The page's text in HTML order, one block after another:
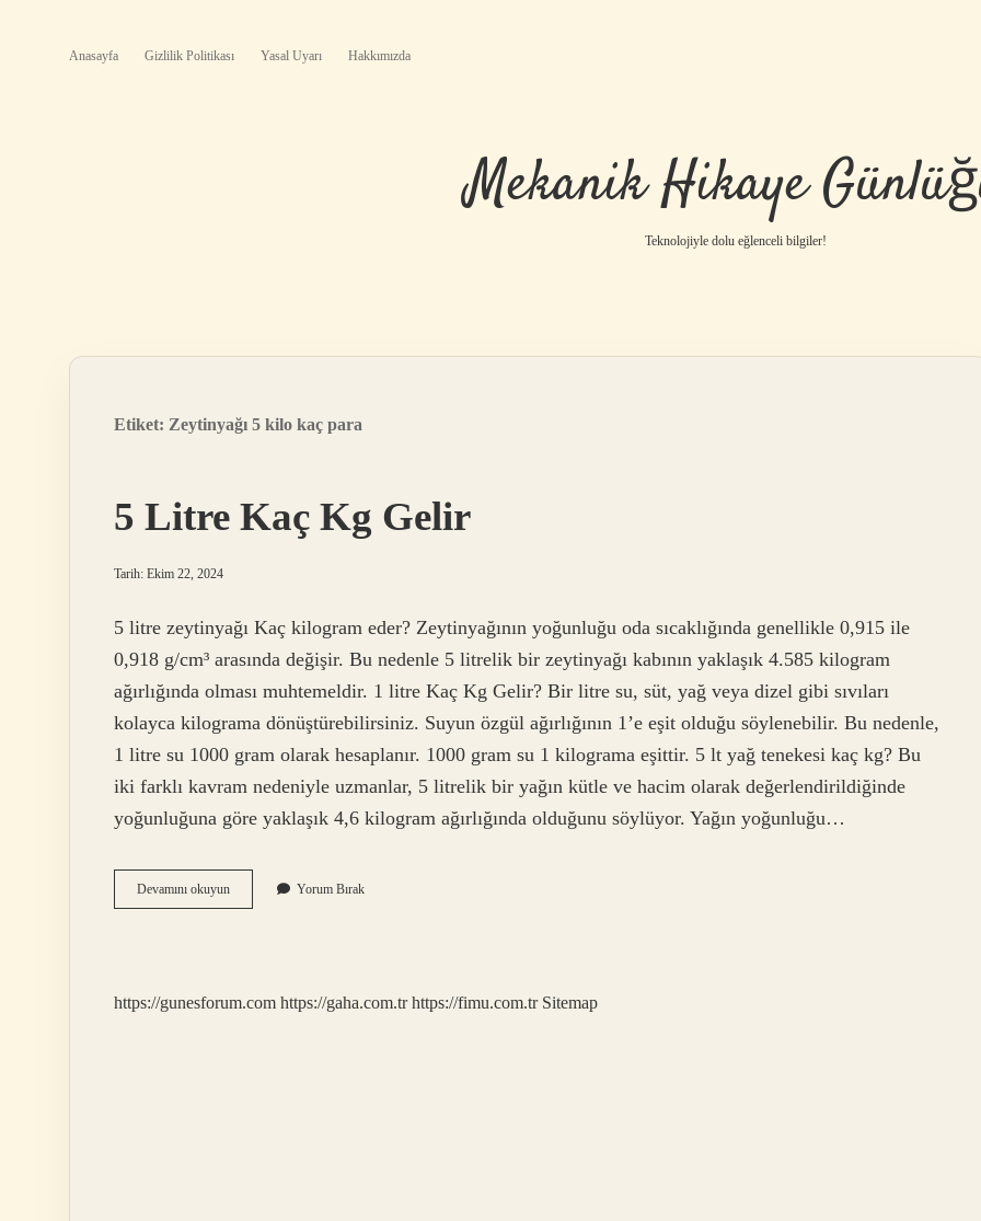
Anasayfa Gizlilik Politikası Yasal Uyarı Hakkımızda
Mekanik Hikaye
Teknolojiyle dolu eğlenceli bilgiler!
Etiket: Zeytinyağı 5 kilo kaç para
5 Litre Kaç Kg Gelir
Tarih: Ekim 22, 2024
5 litre zeytinyağı Kaç kilogram eder? Zeytinyağının yoğunluğu oda sıcaklığında genellikle 0,915 ile
0,918 g/cm³ arasında değişir. Bu nedenle 5 litrelik bir zeytinyağı kabının yaklaşık 4.585 kilogram
ağırlığında olması muhtemeldir. 1 litre Kaç Kg Gelir? Bir litre su, süt, yağ veya dizel gibi sıvıları
kolayca kilograma dönüştürebilirsiniz. Suyun özgül ağırlığının 1’e eşit olduğu söylenebilir. Bu nedenle,
1 litre su 1000 gram olarak hesaplanır. 1000 gram su 1 kilograma eşittir. 5 lt yağ tenekesi kaç kg? Bu
iki farklı kavram nedeniyle uzmanlar, 5 litrelik bir yağın kütle ve hacim olarak değerlendirildiğinde
yoğunluğuna göre yaklaşık 4,6 kilogram ağırlığında olduğunu söylüyor. Yağın yoğunluğu…
Devamını okuyun5
Litre
Yorum Bırak
https://gunesforum.com https://gaha.com.tr https://fimu.com.tr Sitemap